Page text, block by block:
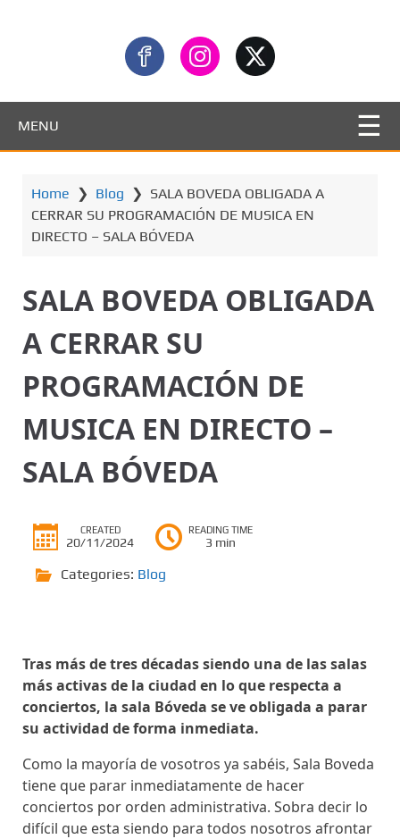
MENU
Home ❯ Blog ❯ SALA BOVEDA OBLIGADA A
CERRAR SU PROGRAMACIÓN DE MUSICA EN
DIRECTO – SALA BÓVEDA
SALA BOVEDA OBLIGADA
A CERRAR SU
PROGRAMACIÓN DE
MUSICA EN DIRECTO –
SALA BÓVEDA
CREATED
20/11/2024
READING TIME
3 min
Categories: Blog
Tras más de tres décadas siendo una de las salas
más activas de la ciudad en lo que respecta a
conciertos, la sala Bóveda se ve obligada a parar
su actividad de forma inmediata.
Como la mayoría de vosotros ya sabéis, Sala Boveda
tiene que parar inmediatamente de hacer
conciertos por orden administrativa. Sobra decir lo
difícil que esta siendo para todos nosotros afrontar